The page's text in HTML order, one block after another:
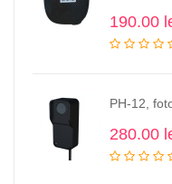
190.00
PH-12,
280.00